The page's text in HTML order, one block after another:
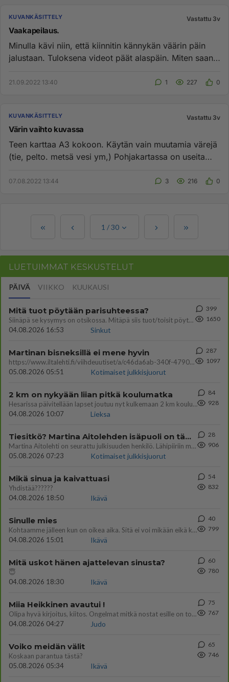
KUVANKÄSITTELY Vastattu 3v
Vaakapeilaus.
Minulla kävi niin, että kiinnitin kännykän väärin päin
jalustaan. Tuloksena videot päät alaspäin. Miten saan
21.09.2022 13:40 1 227 0
KUVANKÄSITTELY Vastattu 3v
Värin vaihto kuvassa
Teen karttaa A3 kokoon. Käytän vain muutamia värejä
(tie, pelto. metsä vesi ym,) Pohjakartassa on useita
07.08.2022 13:44 3 216 0
1 /30
LUETUIMMAT KESKUSTELUT
PÄIVÄ VIIKKO KUUKAUSI
Mitä tuot pöytään parisuhteessa?
Siinäpä se kysymys on otsikossa. Mitäpä siis tuot/toisit pöytään parisuhteessa? Oletko mies vai nainen? Koetko sen mitä
04.08.2026 16:53
Sinkut
399
1650
Martinan bisneksillä ei mene hyvin
https://www.iltalehti.fi/viihdeuutiset/a/c46da6ab-340f-4790-aaa7-0865eed2336 Yrityksen konkurssihakemus on tullut kärä
05.08.2026 05:51
Kotimaiset julkkisjuorut
287
1097
2 km on nykyään liian pitkä koulumatka
Hesarissa päivitellään lapset joutuu nyt kulkemaan 2 km kouluun jösses. Ruostefillarilla tuo matka menee vaikka miten äk
04.08.2026 10:07
Lieksa
84
928
Tiesitkö? Martina Aitolehden isäpuoli on tämä suosittu laulaja
Martina Aitolehti on seurattu julkisuuden henkilö. Lähipiiriin mahtuu muitakin tunnettuja henkilöitä. Tiesitkö, että Ma
05.08.2026 07:23
Kotimaiset julkkisjuorut
28
906
Mikä sinua ja kaivattuasi
Yhdistää??????
04.08.2026 18:50
Ikävä
54
832
Sinulle mies
Kohtaamme jälleen kun on oikea aika. Sitä ei voi mikään eikä kukaan estää <3 <3
04.08.2026 15:01
Ikävä
40
799
Mitä uskot hänen ajattelevan sinusta?
😇
04.08.2026 18:30
Ikävä
60
780
Miia Heikkinen avautui !
Olipa hyvä kirjoitus, kiitos. Ongelmat mitkä nostat esille on todellisia ja tämä ylimielisyys totta ja se näkyy kaikessa
04.08.2026 04:27
Judo
75
767
Voiko meidän välit
Koskaan parantua tästä?
05.08.2026 05:34
Ikävä
65
746